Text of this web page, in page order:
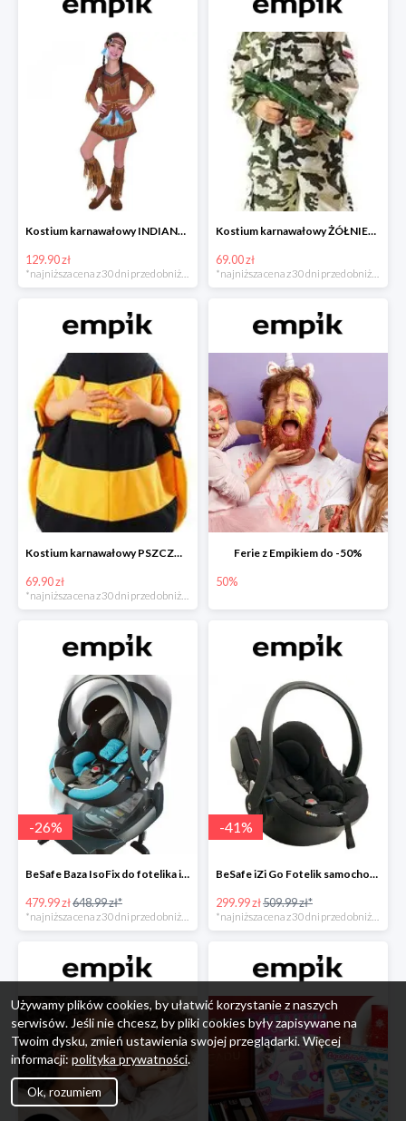
Kostium karnawałowy INDIANKA
129.90 zł
*najniższa cena z 30 dni przed obniżką
Kostium karnawałowy ŻÓŁNIERZ
69.00 zł
*najniższa cena z 30 dni przed obniżką
Kostium karnawałowy PSZCZÓŁKA
69.90 zł
Ferie z Empikiem do -50%
50%
-26%
BeSafe Baza IsoFix do fotelika iZi Go -26%
479.99 zł648.99 zł*
*najniższa cena z 30 dni przed obniżką
-41%
BeSafe iZi Go Fotelik samochodowy, 0-13 kg, Czarny Cab -41%
299.99 zł509.99 zł*
*najniższa cena z 30 dni przed obniżką
Używamy plików cookies, by ułatwić korzystanie z naszych
serwisów. Jeśli nie chcesz, by pliki cookies były zapisywane na
Twoim dysku, zmień ustawienia swojej przeglądarki. Więcej
informacji: polityka prywatności.
Ok, rozumiem